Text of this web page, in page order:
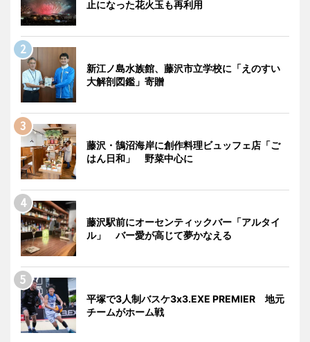
止になった花火玉も再利用
新江ノ島水族館、藤沢市立学校に「えのすい
大解剖図鑑」寄贈
藤沢・鵠沼海岸に創作料理ビュッフェ店「ご
はん日和」 野菜中心に
藤沢駅前にオーセンティックバー「アルタイ
ル」 バー愛が高じて夢かなえる
平塚で3人制バスケ3x3.EXE PREMIER 地元
チームがホーム戦